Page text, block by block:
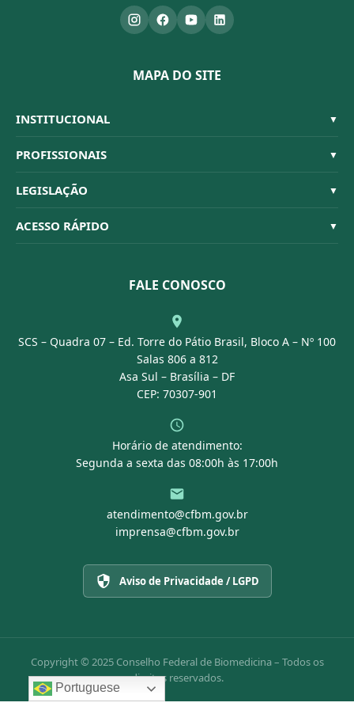
MAPA DO SITE
INSTITUCIONAL ▼
Sistema CFBM
Quem Somos
Organograma
Conselheiros
PROFISSIONAIS ▼
Habilitações
Código de Ética
Dúvidas Frequentes
LEGISLAÇÃO ▼
Resoluções
ACESSO RÁPIDO ▼
Portal Transparência
FALE CONOSCO
SCS – Quadra 07 – Ed. Torre do Pátio Brasil, Bloco A – Nº 100
Salas 806 a 812
Asa Sul – Brasília – DF
CEP: 70307-901
Horário de atendimento:
Segunda a sexta das 08:00h às 17:00h
atendimento@cfbm.gov.br
imprensa@cfbm.gov.br
Aviso de Privacidade / LGPD
Copyright © 2025 Conselho Federal de Biomedicina – Todos os
direitos reservados.
Portuguese